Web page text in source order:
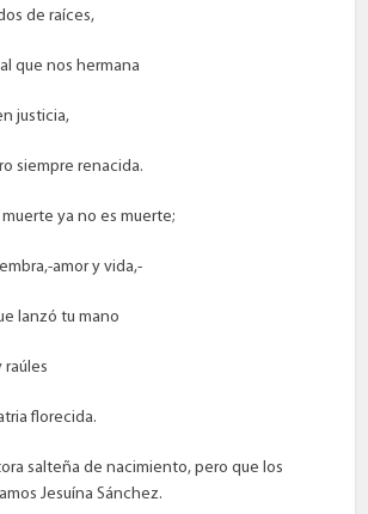
de raíces,
que nos hermana
justicia,
siempre renacida.
ya no es muerte;
amor y vida,-
lanzó tu mano
raúles
florecida.
salteña de nacimiento, pero que los
Jesuína Sánchez.